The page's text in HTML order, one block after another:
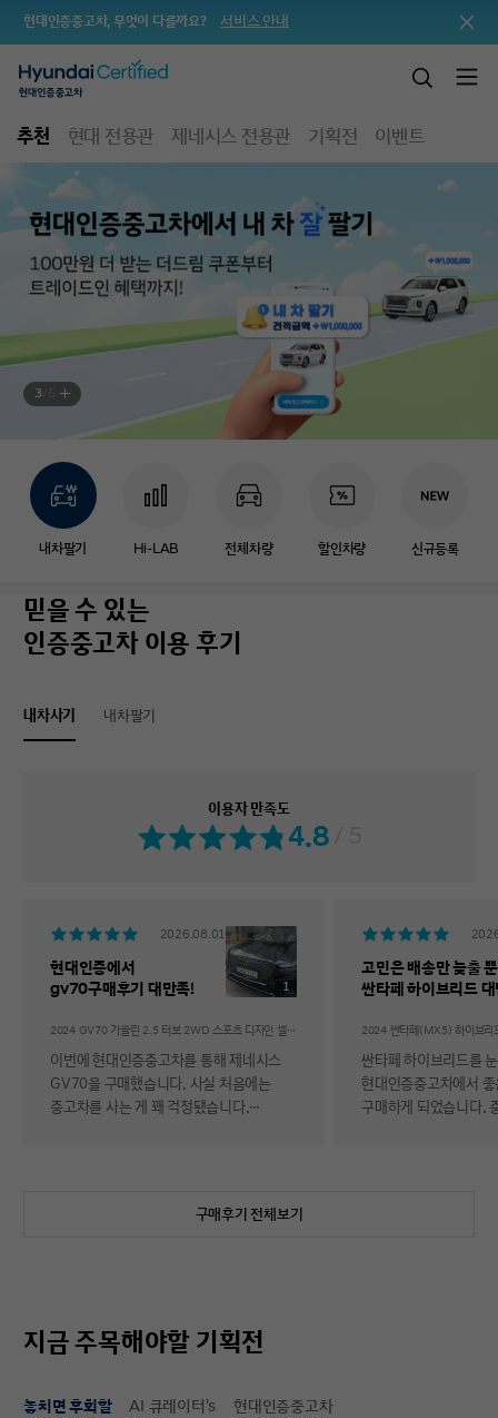
현대인증중고차, 무엇이 다를까요? 서비스 안내
추천 현대 전용관 제네시스 전용관 기획전 이벤트
3
내차팔기 Hi-LAB 전체차량 할인차량 신규등록
믿을 수 있는
인증중고차 이용 후기
내차사기 내차팔기
이용자 만족도
4.8
2026.08.01
현대인증에서
gv70구매후기 대만족!
1
2024 GV70 가솔린 2.5 터보 2WD 스포츠 디자인 셀렉션Ⅱ
이번에 현대인증중고차를 통해 제네시스
GV70을 구매했습니다. 사실 처음에는
중고차를 사는 게 꽤 걱정됐습니다.
보면 예상과 달라서 후회했다는 이야기도
제공돼서 불안감이 많이 줄었다는
상태가 더 좋아서 만족도가 높았습니다.
고민은 배송만 늦출
싼타페 하이브리드
싼타페 하이브리드를
현대인증중고차에서
구매하게 되었습니다.
구매후기 전체보기
지금 주목해야할 기획전
놓치면 후회할
AI 큐레이터's
현대인증중고차